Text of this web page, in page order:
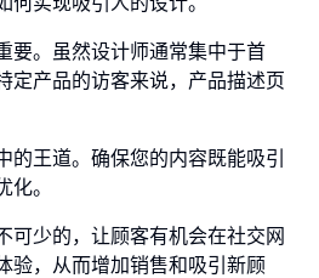
要。虽然设计师通常集中于首
定产品的访客来说，产品描述页
的王道。确保您的内容既能吸引
。
可少的，让顾客有机会在社交网
验，从而增加销售和吸引新顾